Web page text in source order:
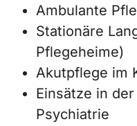
Ambulante
Stationäre
Pflegeheime)
Akutpflege im
Einsätze in
Psychiatrie